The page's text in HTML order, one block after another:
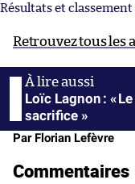
Résultats et classement
Retrouvez tous les
Loïc Lagnon : «
sacrifice »
Par Florian Lefèvre
Commentaires